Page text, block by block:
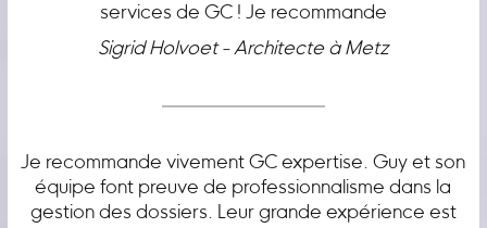
services de GC ! Je recommande
Sigrid Holvoet - Architecte à Metz
Je recommande vivement GC expertise. Guy et son
équipe font preuve de professionnalisme dans la
gestion des dossiers. Leur grande expérience est